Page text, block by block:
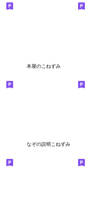
本屋のこねずみ
なぞの説明こねずみ